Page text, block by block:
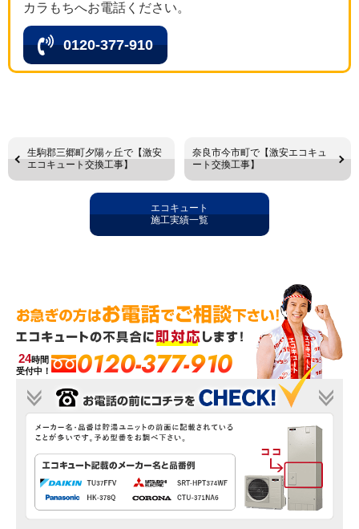
カラもちへお電話ください。
0120-377-910
生駒郡三郷町夕陽ヶ丘で【激安
エコキュート交換工事】
奈良市今市町で【激安エコキュ
ート交換工事】
エコキュート
施工実績一覧
24時間
受付中！
0120-377-910